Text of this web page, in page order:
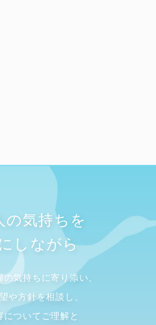
の気持ちを
しながら
の気持ちに寄り添い、
や方針を相談し、
についてご理解と